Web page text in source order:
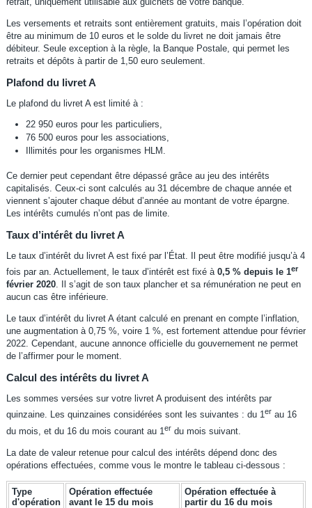
Les versements et retraits sont entièrement gratuits, mais l’opération doit
être au minimum de 10 euros et le solde du livret ne doit jamais être
débiteur. Seule exception à la règle, la Banque Postale, qui permet les
retraits et dépôts à partir de 1,50 euro seulement.
Plafond du livret A
Le plafond du livret A est limité à :
22 950 euros pour les particuliers,
76 500 euros pour les associations,
Illimités pour les organismes HLM.
Ce dernier peut cependant être dépassé grâce au jeu des intérêts
capitalisés. Ceux-ci sont calculés au 31 décembre de chaque année et
viennent s’ajouter chaque début d’année au montant de votre épargne.
Les intérêts cumulés n’ont pas de limite.
Taux d’intérêt du livret A
Le taux d’intérêt du livret A est fixé par l’État. Il peut être modifié jusqu’à 4
fois par an. Actuellement, le taux d’intérêt est fixé à 0,5 % depuis le 1er
février 2020. Il s’agit de son taux plancher et sa rémunération ne peut en
aucun cas être inférieure.
Le taux d’intérêt du livret A étant calculé en prenant en compte l’inflation,
une augmentation à 0,75 %, voire 1 %, est fortement attendue pour février
2022. Cependant, aucune annonce officielle du gouvernement ne permet
de l’affirmer pour le moment.
Calcul des intérêts du livret A
Les sommes versées sur votre livret A produisent des intérêts par
quinzaine. Les quinzaines considérées sont les suivantes : du 1er au 16
du mois, et du 16 du mois courant au 1 er du mois suivant.
La date de valeur retenue pour calcul des intérêts dépend donc des
opérations effectuées, comme vous le montre le tableau ci-dessous :
Type
d'opération
Opération effectuée
avant le 15 du mois
Opération effectuée à
partir du 16 du mois